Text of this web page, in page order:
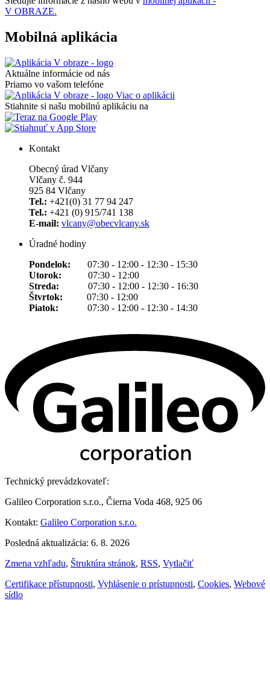
V OBRAZE.
Mobilná aplikácia
Aktuálne informácie od nás
Priamo vo vašom telefóne
Viac o aplikácii
Stiahnite si našu mobilnú aplikáciu na
Kontakt
Obecný úrad Vlčany
Vlčany č. 944
925 84 Vlčany
Tel.: +421(0) 31 77 94 247
Tel.: +421 (0) 915/741 138
E-mail: vlcany@obecvlcany.sk
Úradné hodiny
Pondelok: 07:30 - 12:00 - 12:30 - 15:30
Utorok: 07:30 - 12:00
Streda: 07:30 - 12:00 - 12:30 - 16:30
Štvrtok: 07:30 - 12:00
Piatok: 07:30 - 12:00 - 12:30 - 14:30
Technický prevádzkovateľ:
Galileo Corporation s.r.o., Čierna Voda 468, 925 06
Kontakt: Galileo Corporation s.r.o.
Posledná aktualizácia: 6. 8. 2026
Zmena vzhľadu, Štruktúra stránok, RSS, Vytlačiť
Certifikace přístupnosti, Vyhlásenie o prístupnosti, Cookies, Webové
sídlo